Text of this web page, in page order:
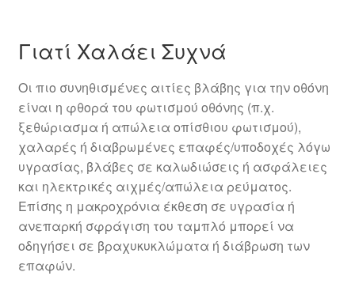
Γιατί Χαλάει Συχνά
Οι πιο συνηθισμένες αιτίες βλάβης για την οθόνη
είναι η φθορά του φωτισμού οθόνης (π.χ.
ξεθώριασμα ή απώλεια οπίσθιου φωτισμού),
χαλαρές ή διαβρωμένες επαφές/υποδοχές λόγω
υγρασίας, βλάβες σε καλωδιώσεις ή ασφάλειες
και ηλεκτρικές αιχμές/απώλεια ρεύματος.
Επίσης η μακροχρόνια έκθεση σε υγρασία ή
ανεπαρκή σφράγιση του ταμπλό μπορεί να
οδηγήσει σε βραχυκυκλώματα ή διάβρωση των
επαφών.